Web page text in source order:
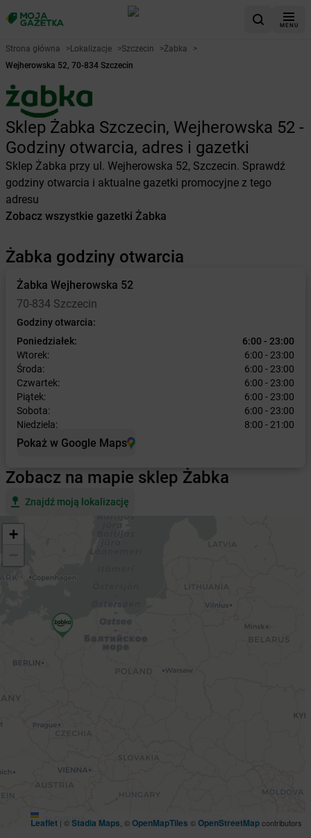
MENU
Strona główna >Lokalizacje >Szczecin >Żabka
>
Wejherowska 52, 70-834 Szczecin
Sklep Żabka Szczecin, Wejherowska 52 -
Godziny otwarcia, adres i gazetki
Sklep Żabka przy ul. Wejherowska 52, Szczecin. Sprawdź
godziny otwarcia i aktualne gazetki promocyjne z tego
adresu
Zobacz wszystkie gazetki Żabka
Żabka godziny otwarcia
Żabka Wejherowska 52
70-834 Szczecin
Godziny otwarcia:
Poniedziałek:
6:00 - 23:00
Wtorek:
6:00 - 23:00
Środa:
6:00 - 23:00
Czwartek:
6:00 - 23:00
Piątek:
6:00 - 23:00
Sobota:
6:00 - 23:00
Niedziela:
8:00 - 21:00
Pokaż w Google Maps
Zobacz na mapie sklep Żabka
Znajdź moją lokalizację
+
Leaflet | ©Stadia Maps , ©OpenMapTiles ©OpenStreetMapcontributors